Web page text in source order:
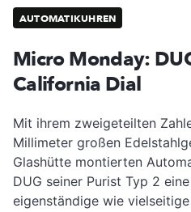
AUTOMATIKUHREN
Micro Monday:
California Dial
Mit ihrem zweigeteilten
Millimeter großen
Glashütte montierten
DUG seiner Purist Typ 2
eigenständige wie